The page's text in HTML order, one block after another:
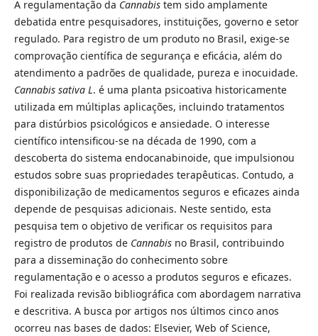
A regulamentação da Cannabistem sido amplamente
debatida entre pesquisadores, instituições, governo e setor
regulado. Para registro de um produto no Brasil, exige-se
comprovação científica de segurança e eficácia, além do
atendimento a padrões de qualidade, pureza e inocuidade.
Cannabis sativa L. é uma planta psicoativa historicamente
utilizada em múltiplas aplicações, incluindo tratamentos
para distúrbios psicológicos e ansiedade. O interesse
científico intensificou-se na década de 1990, com a
descoberta do sistema endocanabinoide, que impulsionou
estudos sobre suas propriedades terapêuticas. Contudo, a
disponibilização de medicamentos seguros e eficazes ainda
depende de pesquisas adicionais. Neste sentido, esta
pesquisa tem o objetivo de verificar os requisitos para
registro de produtos de Cannabisno Brasil, contribuindo
para a disseminação do conhecimento sobre
regulamentação e o acesso a produtos seguros e eficazes.
Foi realizada revisão bibliográfica com abordagem narrativa
e descritiva. A busca por artigos nos últimos cinco anos
ocorreu nas bases de dados: Elsevier, Web of Science,